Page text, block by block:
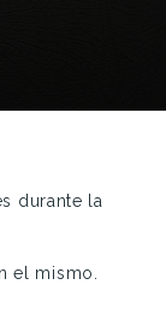
durante la
el mismo.